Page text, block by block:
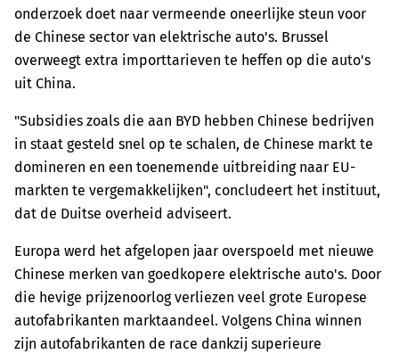
onderzoek doet naar vermeende oneerlijke steun voor
de Chinese sector van elektrische auto's. Brussel
overweegt extra importtarieven te heffen op die auto's
uit China.
"Subsidies zoals die aan BYD hebben Chinese bedrijven
in staat gesteld snel op te schalen, de Chinese markt te
domineren en een toenemende uitbreiding naar EU-
markten te vergemakkelijken", concludeert het instituut,
dat de Duitse overheid adviseert.
Europa werd het afgelopen jaar overspoeld met nieuwe
Chinese merken van goedkopere elektrische auto's. Door
die hevige prijzenoorlog verliezen veel grote Europese
autofabrikanten marktaandeel. Volgens China winnen
zijn autofabrikanten de race dankzij superieure